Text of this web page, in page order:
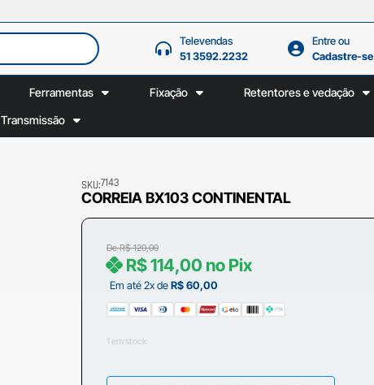
Televendas
51 3592.2232
Entre ou
Cadastre-se
Ferramentas Fixação Retentores e vedação
Transmissão
SKU:7143
CORREIA BX103 CONTINENTAL
DeR$120,00
Em até 2x deR$60,00
R$114,00 no Pix
1 em stock